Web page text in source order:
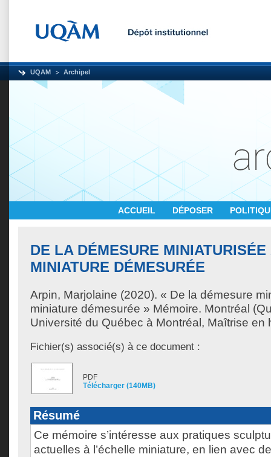
UQAM Archipel
ACCUEIL DÉPOSER
DE LA DÉMESURE
MINIATURE DÉMESURÉE
Arpin, Marjolaine (2020). « De la démesure
miniature démesurée » Mémoire. Montréal
Université du Québec à Montréal, Maîtrise en
Fichier(s) associé(s) à ce document :
PDF
Télécharger (140MB)
Résumé
Ce mémoire s’intéresse aux pratiques
actuelles à l’échelle miniature, en lien avec